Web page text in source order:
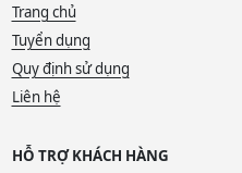
Trang chủ
Tuyển dụng
Quy định sử dụng
Liên hệ
HỖ TRỢ KHÁCH HÀNG